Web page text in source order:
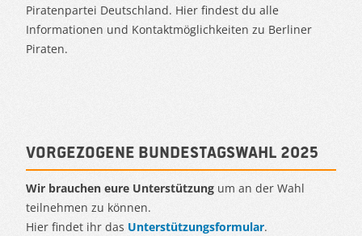
Piratenpartei Deutschland. Hier findest du alle
Informationen und Kontaktmöglichkeiten zu Berliner
Piraten.
Vorgezogene Bundestagswahl 2025
Wir brauchen eure Unterstützung um an der Wahl
teilnehmen zu können.
Hier findet ihr das Unterstützungsformular.